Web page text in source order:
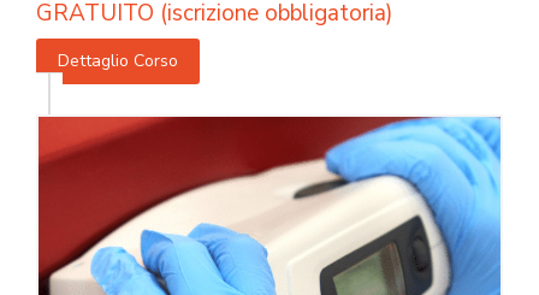
GRATUITO (iscrizione obbligatoria)
Dettaglio Corso